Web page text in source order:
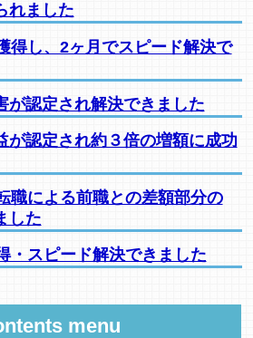
れました
得し、2ヶ月でスピード解決で
が認定され解決できました
が認定され約３倍の増額に成功
職による前職との差額部分の
した
・スピード解決できました
menu